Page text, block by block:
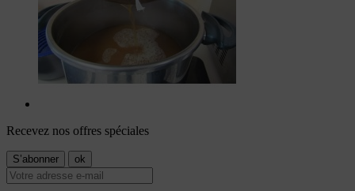
Recevez nos offres spéciales